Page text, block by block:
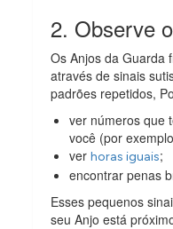
2. Observe
Os Anjos da Guarda
através de sinais
padrões repetidos,
ver números que
você (por
verhoras iguais;
encontrar penas
Esses pequenos
seu Anjo está